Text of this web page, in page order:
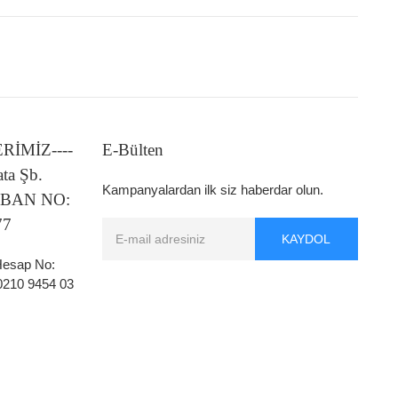
Şb.
NO:
No:
9454 03
E-Bülten
Kampanyalardan ilk siz haberdar olun.
KAYDOL